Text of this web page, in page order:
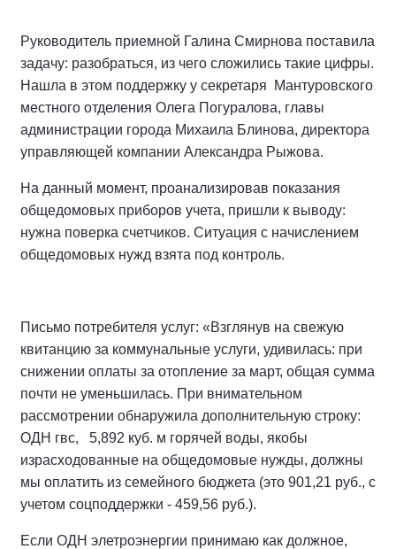
Руководитель приемной Галина Смирнова поставила
задачу: разобраться, из чего сложились такие цифры.
Нашла в этом поддержку у секретаря Мантуровского
местного отделения Олега Погуралова, главы
администрации города Михаила Блинова, директора
управляющей компании Александра Рыжова.
На данный момент, проанализировав показания
общедомовых приборов учета, пришли к выводу:
нужна поверка счетчиков. Ситуация с начислением
общедомовых нужд взята под контроль.
Письмо потребителя услуг: «Взглянув на свежую
квитанцию за коммунальные услуги, удивилась: при
снижении оплаты за отопление за март, общая сумма
почти не уменьшилась. При внимательном
рассмотрении обнаружила дополнительную строку:
ОДН гвс, 5,892 куб. м горячей воды, якобы
израсходованные на общедомовые нужды, должны
мы оплатить из семейного бюджета (это 901,21 руб., с
учетом соцподдержки - 459,56 руб.).
Если ОДН элетроэнергии принимаю как должное,